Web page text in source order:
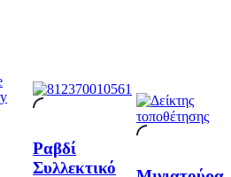
Ραβδί
Συλλεκτικό